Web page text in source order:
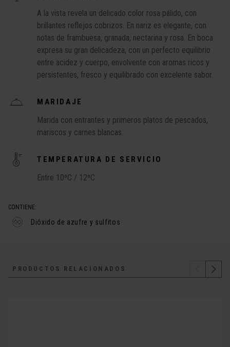
A la vista revela un delicado color rosa pálido, con
brillantes reflejos cobrizos. En nariz es elegante, con
notas de frambuesa, granada, nectarina y rosa. En boca
expresa su gran delicadeza, con un perfecto equilibrio
entre acidez y cuerpo, envolvente con aromas ricos y
persistentes, fresco y equilibrado con excelente sabor.
MARIDAJE
Marida con entrantes y primeros platos de pescados,
mariscos y carnes blancas.
TEMPERATURA DE SERVICIO
Entre 10ºC / 12ºC
CONTIENE:
Dióxido de azufre y sulfitos
PRODUCTOS RELACIONADOS